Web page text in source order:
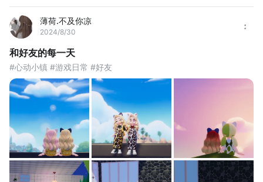
薄荷.不及你凉
2024/8/30
和好友的每一天
#心动小镇 #游戏日常 #好友